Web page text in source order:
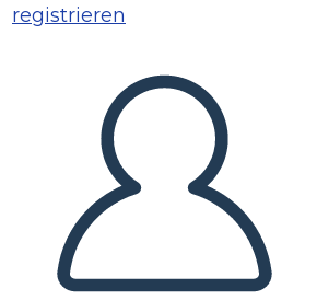
registrieren